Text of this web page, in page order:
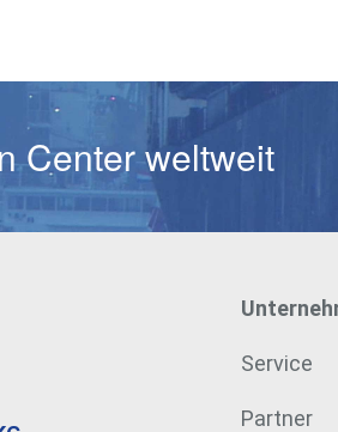
Passwort
Center weltweit
Service
Partner